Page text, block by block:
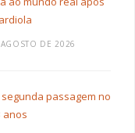
DE 2026
passagem no
anos